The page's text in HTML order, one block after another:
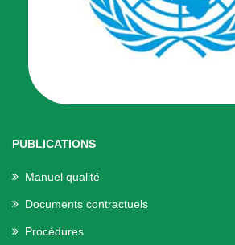
PUBLICATIONS
Manuel qualité
Documents contractuels
Procédures